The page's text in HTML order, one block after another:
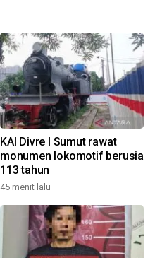
KAI Divre I Sumut rawat
monumen lokomotif berusia
113 tahun
45 menit lalu